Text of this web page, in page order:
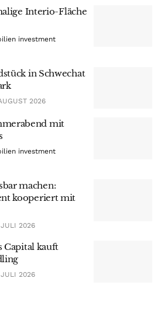
Interio-Fläche
investment
in Schwechat
2026
mit
investment
machen:
kooperiert mit
2026
Capital kauft
2026